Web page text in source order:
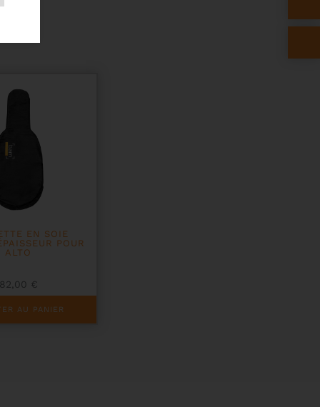
EN SOIE
POUR
ALTO
€
AU PANIER